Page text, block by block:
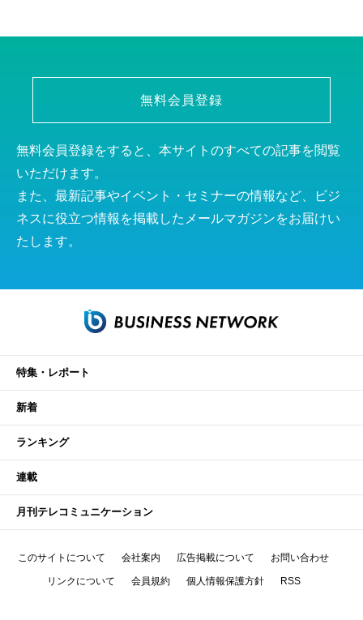
無料会員登録
無料会員登録をすると、本サイトのすべての記事を閲覧
いただけます。
また、最新記事やイベント・セミナーの情報など、ビジ
ネスに役立つ情報を掲載したメールマガジンをお届けい
たします。
特集・レポート
新着
ランキング
連載
月刊テレコミュニケーション
このサイトについて 会社案内 広告掲載について お問い合わせ
リンクについて 会員規約 個人情報保護方針 RSS